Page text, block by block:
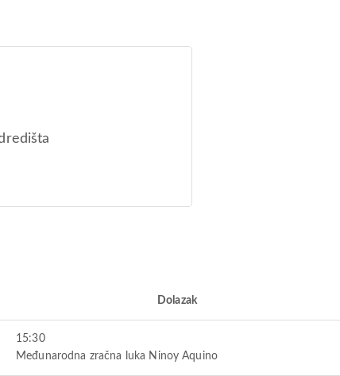
Dolazak
15:30
Međunarodna zračna luka Ninoy Aquino